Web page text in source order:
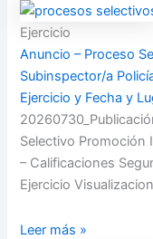
Ejercicio
Anuncio – Proceso
Subinspector/a
Ejercicio y Fecha y
Selectivo Promoción
– Calificaciones
Ejercicio
Leer más »